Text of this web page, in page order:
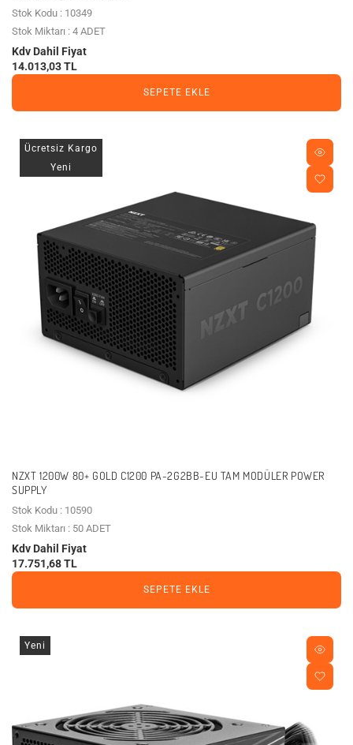
Stok Kodu : 10349
Stok Miktarı : 4 ADET
Kdv Dahil Fiyat
14.013,03 TL
SEPETE EKLE
Ücretsiz Kargo
Yeni
NZXT 1200W 80+ GOLD C1200 PA-2G2BB-EU TAM MODÜLER POWER
SUPPLY
Stok Kodu : 10590
Stok Miktarı : 50 ADET
Kdv Dahil Fiyat
17.751,68 TL
SEPETE EKLE
Yeni